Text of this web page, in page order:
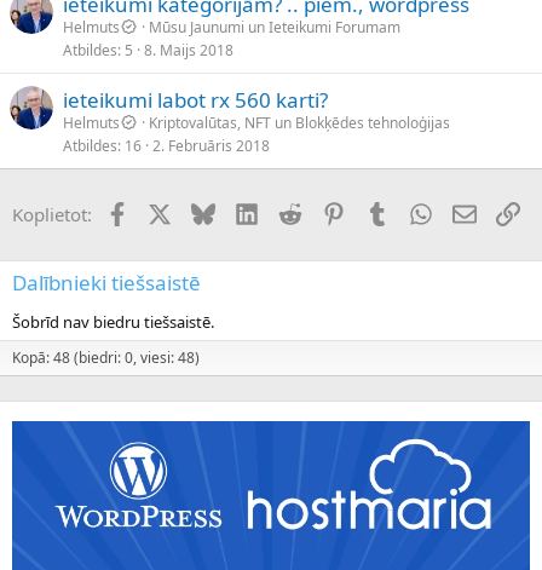
Helmuts
Mūsu Jaunumi un Ieteikumi Forumam
Atbildes 5 8. Maijs 2018
ieteikumi labot rx 560 karti?
Helmuts
Kriptovalūtas, NFT un Blokķēdes tehnoloģijas
Atbildes 16 2. Februāris 2018
Koplietot: FacebookX (Twitter)
BlueskyLinkedInReddit PinterestTumblrWhatsApp
E-pasts
Dalībnieki tiešsaistē
Šobrīd nav biedru tiešsaistē.
Kopā: 48 (biedri: 0, viesi: 48)